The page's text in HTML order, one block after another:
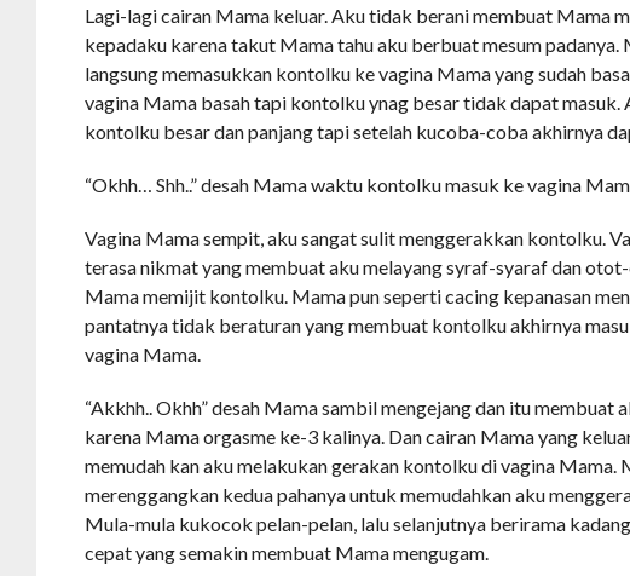
Lagi-lagi cairan Mama keluar. Aku tidak berani membuat Mama
kepadaku karena takut Mama tahu aku berbuat mesum padanya.
langsung memasukkan kontolku ke vagina Mama yang sudah
vagina Mama basah tapi kontolku ynag besar tidak dapat masuk.
kontolku besar dan panjang tapi setelah kucoba-coba akhirnya
“Okhh… Shh..” desah Mama waktu kontolku masuk ke vagina
Vagina Mama sempit, aku sangat sulit menggerakkan kontolku.
terasa nikmat yang membuat aku melayang syraf-syaraf dan
Mama memijit kontolku. Mama pun seperti cacing kepanasan
pantatnya tidak beraturan yang membuat kontolku akhirnya
vagina Mama.
“Akkhh.. Okhh” desah Mama sambil mengejang dan itu membuat
karena Mama orgasme ke-3 kalinya. Dan cairan Mama yang
memudah kan aku melakukan gerakan kontolku di vagina Mama.
merenggangkan kedua pahanya untuk memudahkan aku
Mula-mula kukocok pelan-pelan, lalu selanjutnya berirama
cepat yang semakin membuat Mama mengugam.